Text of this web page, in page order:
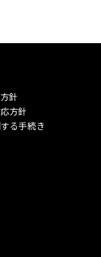
針
方針
る手続き